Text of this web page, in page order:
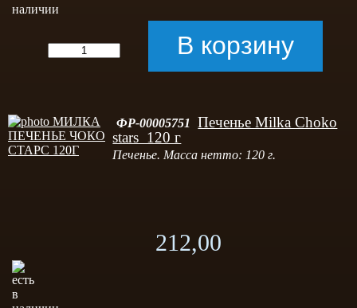
ФР-00005751
Печенье Milka Choko
stars 120 г
Печенье. Масса нетто: 120 г.
212,00